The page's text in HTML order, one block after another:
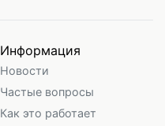
Информация
Новости
Частые вопросы
Как это работает